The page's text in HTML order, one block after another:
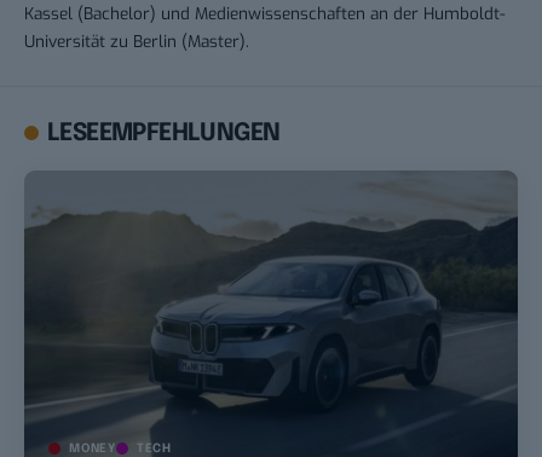
Kassel (Bachelor) und Medienwissenschaften an der Humboldt-
Universität zu Berlin (Master).
LESEEMPFEHLUNGEN
MONEY TECH